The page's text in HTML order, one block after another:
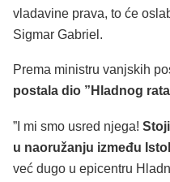
vladavine prava, to će
Sigmar Gabriel.
Prema ministru vanjskih
postala dio ”Hladnog rata
”I mi smo usred njega!
u naoružanju između
već dugo u epicentru